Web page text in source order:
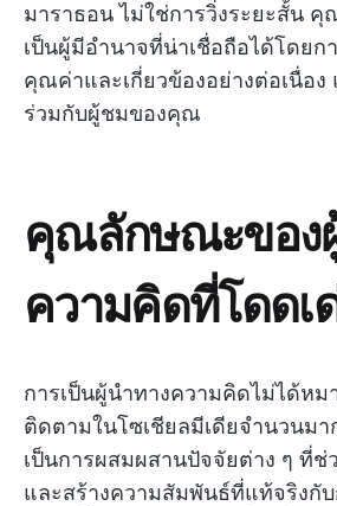
มาราธอน ไม่ใช่การวิ่งระยะสั้น คุ
เป็นผู้มีอำนาจที่น่าเชื่อถือได้โดยก
คุณค่าและเกี่ยวข้องอย่างต่อเนื่อง
ร่วมกับผู้ชมของคุณ
คุณลักษณะของ
ความคิดที่โดดเ
การเป็นผู้นำทางความคิดไม่ได้หม
ติดตามในโซเชียลมีเดียจำนวนมา
เป็นการผสมผสานปัจจัยต่าง ๆ ที่ช่
และสร้างความสัมพันธ์ที่แท้จริงกั